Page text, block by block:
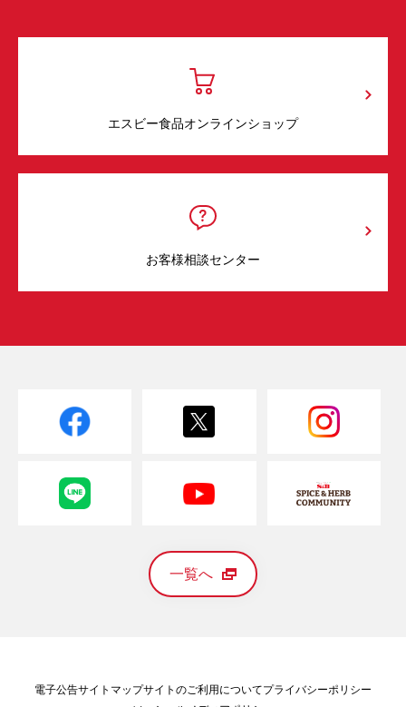
エスビー食品オンラインショップ
お客様相談センター
一覧へ
電子公告サイトマップサイトのご利用についてプライバシーポリシー